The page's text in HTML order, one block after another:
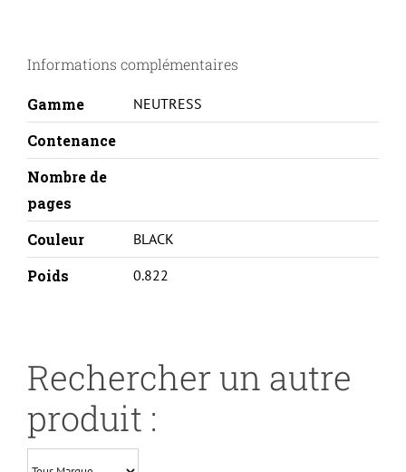
BK
Informations complémentaires
Gamme NEUTRESS
Contenance
Nombre de
pages
Couleur
BLACK
Poids 0.822
Rechercher un autre
produit :